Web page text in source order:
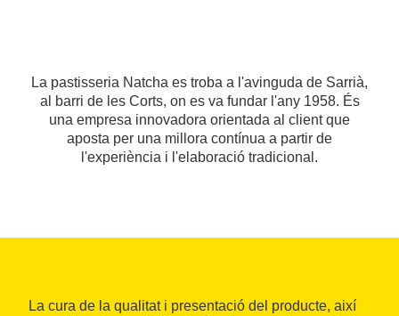
La pastisseria Natcha es troba a l'avinguda de Sarrià,
al barri de les Corts, on es va fundar l'any 1958. És
una empresa innovadora orientada al client que
aposta per una millora contínua a partir de
l'experiència i l'elaboració tradicional.
La cura de la qualitat i presentació del producte, així